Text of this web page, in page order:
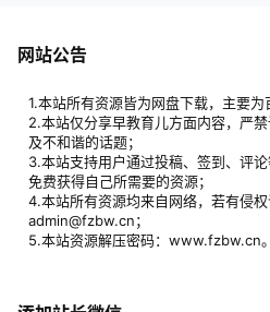
网站公告
1.本站所有资源皆为网盘下载，主要为
2.本站仅分享早教育儿方面内容，严
及不和谐的话题；
3.本站支持用户通过投稿、签到、评
免费获得自己所需要的资源；
4.本站所有资源均来自网络，若有侵权
admin@fzbw.cn；
5.本站资源解压密码：www.fzbw.cn。